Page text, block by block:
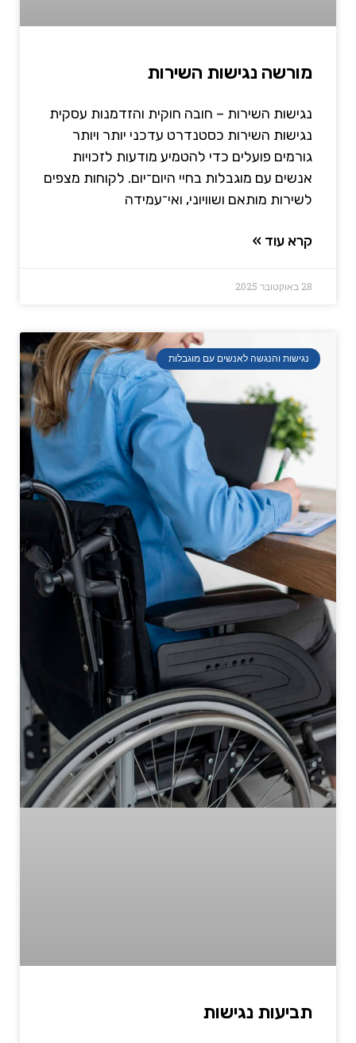
מורשה נגישות השירות
נגישות השירות – חובה חוקית והזדמנות עסקית
נגישות השירות כסטנדרט עדכני יותר ויותר
גורמים פועלים כדי להטמיע מודעות לזכויות
אנשים עם מוגבלות בחיי היום־יום. לקוחות מצפים
לשירות מותאם ושוויוני, ואי־עמידה
קרא עוד »
28 באוקטובר 2025
נגישות והנגשה לאנשים עם מוגבלות
תביעות נגישות